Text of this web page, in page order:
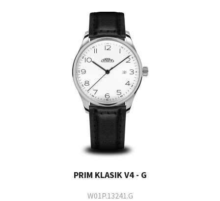
PRIM KLASIK V4 - G
W01P.13241.G